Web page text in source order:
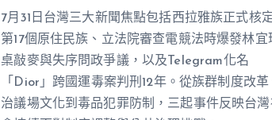
7月31日台灣三大新聞焦點包括西拉雅族正式核
第17個原住民族、立法院審查電競法時爆發林宜
桌敲麥與失序問政爭議，以及Telegram化名
「Dior」跨國運毒案判刑12年。從族群制度改革
治議場文化到毒品犯罪防制，三起事件反映台灣